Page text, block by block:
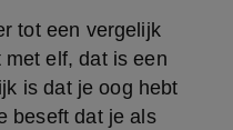
tot een vergelijk
elf, dat is een
is dat je oog hebt
beseft dat je als